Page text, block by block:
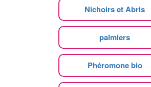
Nichoirs et Abris
palmiers
Phéromone bio